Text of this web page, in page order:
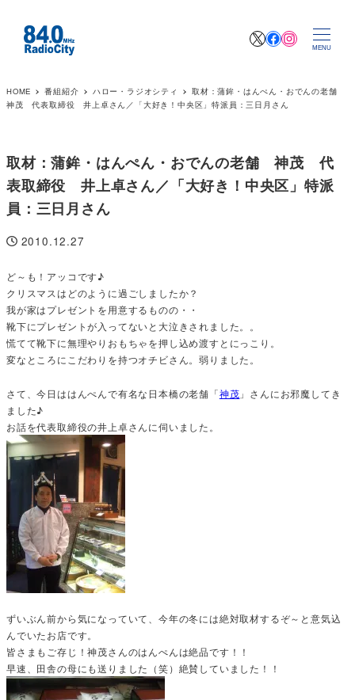
XFacebook
MENU
HOME 番組紹介 ハロー・ラジオシティ
取材：蒲鉾・はんぺん・おでんの老舗
神茂 代表取締役 井上卓さん／「大好き！中央区」特派員：三日月さん
取材：蒲鉾・はんぺん・おでんの老舗 神茂 代
表取締役 井上卓さん／「大好き！中央区」特派
員：三日月さん
投稿日
2010.12.27
ど～も！アッコです♪
クリスマスはどのように過ごしましたか？
我が家はプレゼントを用意するものの・・
靴下にプレゼントが入ってないと大泣きされました。。
慌てて靴下に無理やりおもちゃを押し込め渡すとにっこり。
変なところにこだわりを持つオチビさん。弱りました。
さて、今日ははんぺんで有名な日本橋の老舗「神茂 」さんにお邪魔してき
ました♪
お話を代表取締役の井上卓さんに伺いました。
ずいぶん前から気になっていて、今年の冬には絶対取材するぞ～と意気込
んでいたお店です。
皆さまもご存じ！神茂さんのはんぺんは絶品です！！
早速、田舎の母にも送りました（笑）絶賛していました！！